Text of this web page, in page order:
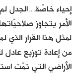
دفاتر
بالصورة
كتّابنا
الأرشيف
إحياء خاصّة...الجدل
الأمر يتجاوز
لمثل هذا القرار
من إعادة توزيع عادل
الأراضي التي تمّت